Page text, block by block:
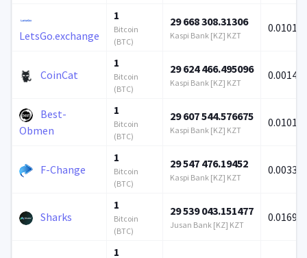
LetsGo.exchange
1
Bitcoin
(BTC)
29 668 308.31306
Kaspi Bank [KZ] KZT
CoinCat
1
Bitcoin
(BTC)
29 624 466.495096
Kaspi Bank [KZ] KZT
Best-
Obmen
1
Bitcoin
(BTC)
29 607 544.576675
Kaspi Bank [KZ] KZT
F-Change
1
Bitcoin
(BTC)
29 547 476.19452
Kaspi Bank [KZ] KZT
Sharks
1
Bitcoin
(BTC)
29 539 043.151477
Jusan Bank [KZ] KZT
1